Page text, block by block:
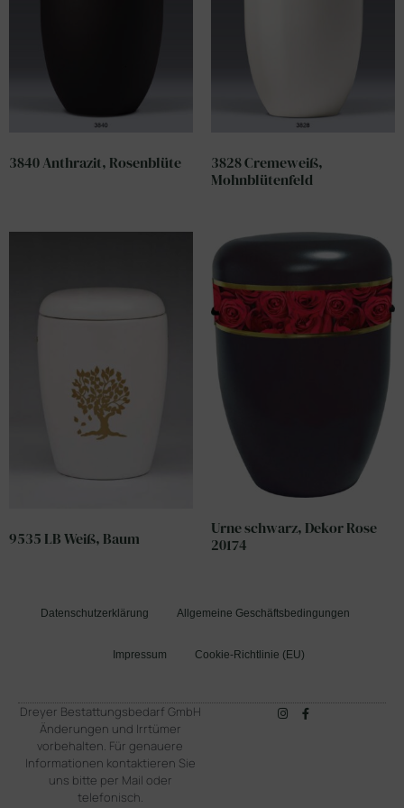
3840 Anthrazit, Rosenblüte
3828 Cremeweiß,
Mohnblütenfeld
9535 LB Weiß, Baum
Urne schwarz, Dekor Rose
20174
Datenschutzerklärung Allgemeine Geschäftsbedingungen
Impressum Cookie-Richtlinie (EU)
Dreyer Bestattungsbedarf GmbH
Änderungen und Irrtümer
vorbehalten. Für genauere
Informationen kontaktieren Sie
uns bitte per Mail oder
telefonisch.